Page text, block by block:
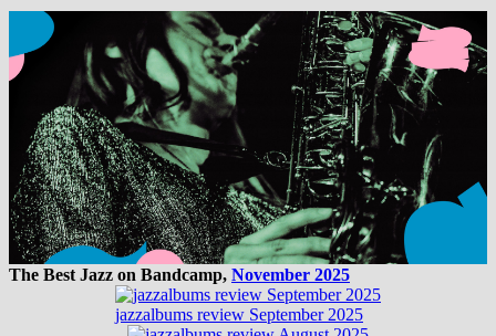
The Best Jazz on Bandcamp, November 2025
jazzalbums review September 2025